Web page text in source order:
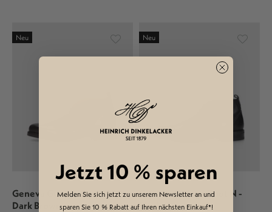
Neu
Geneva George Boot N -
Dark Brown
Neu
Geneva George Boot N -
Black
Jetzt 10 % sparen
Melden Sie sich jetzt zu unserem Newsletter an und
sparen Sie 10 % Rabatt auf Ihren nächsten Einkauf*!